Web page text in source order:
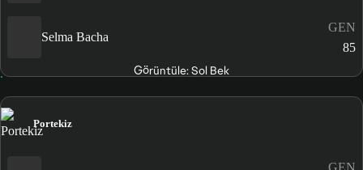
Selma Bacha
GEN
85
Görüntüle: Sol Bek
Portekiz